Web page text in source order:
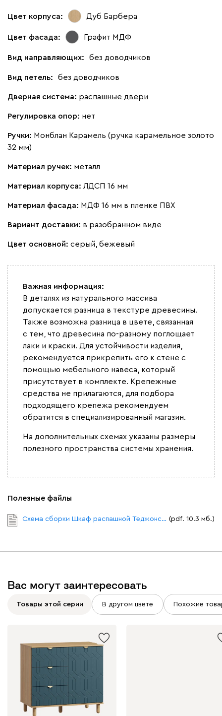
Цвет корпуса: Дуб Барбера
Цвет фасада: Графит МДФ
Вид направляющих: без доводчиков
Вид петель: без доводчиков
Дверная система: распашные двери
Регулировка опор: нет
Ручки: Монблан Карамель (ручка карамельное золото
32 мм)
Материал ручек: металл
Материал корпуса: ЛДСП 16 мм
Материал фасада: МДФ 16 мм в пленке ПВХ
Вариант доставки: в разобранном виде
Цвет основной: серый, бежевый
Важная информация:
В деталях из натурального массива
допускается разница в текстуре древесины.
Также возможна разница в цвете, связанная
с тем, что древесина по-разному поглощает
лаки и краски. Для устойчивости изделия,
рекомендуется прикрепить его к стене с
помощью мебельного навеса, который
присутствует в комплекте. Крепежные
средства не прилагаются, для подбора
подходящего крепежа рекомендуем
обратится в специализированный магазин.
На дополнительных схемах указаны размеры
полезного пространства системы хранения.
Полезные файлы
Схема сборки Шкаф распашной Теджонс 4 двери.pdf (pdf. 10.3 мб.)
Вас могут заинтересовать
Товары этой серии В другом цвете Похожие